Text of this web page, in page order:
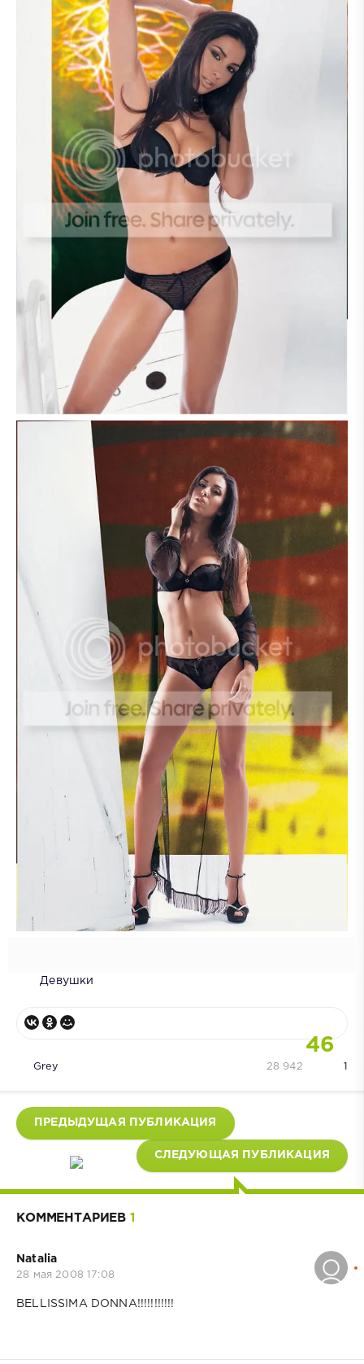
Девушки
46
Grey 1
28 942
ПРЕДЫДУЩАЯ ПУБЛИКАЦИЯ
СЛЕДУЮЩАЯ ПУБЛИКАЦИЯ
КОММЕНТАРИЕВ 1
Natalia
28 мая 2008 17:08
BELLISSIMA DONNA!!!!!!!!!!!